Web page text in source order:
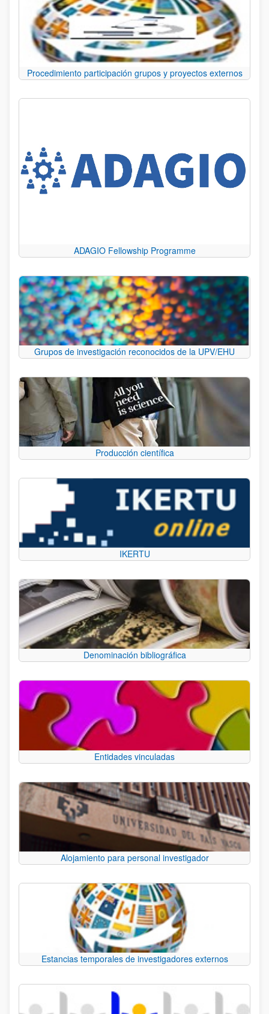
Procedimiento participación grupos y proyectos externos
ADAGIO Fellowship Programme
Grupos de investigación reconocidos de la UPV/EHU
Producción científica
IKERTU
Denominación bibliográfica
Entidades vinculadas
Alojamiento para personal investigador
Estancias temporales de investigadores externos